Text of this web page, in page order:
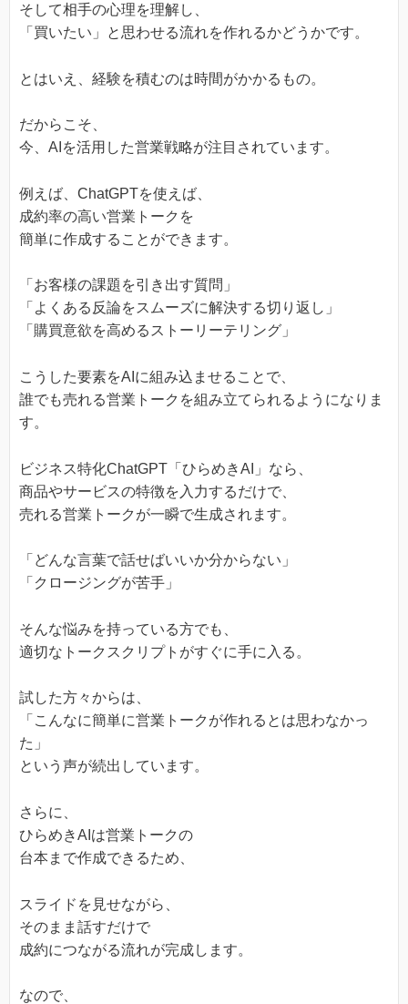
そして相手の心理を理解し、
「買いたい」と思わせる流れを作れるかどうかです。
とはいえ、経験を積むのは時間がかかるもの。
だからこそ、
今、AIを活用した営業戦略が注目されています。
例えば、ChatGPTを使えば、
成約率の高い営業トークを
簡単に作成することができます。
「お客様の課題を引き出す質問」
「よくある反論をスムーズに解決する切り返し」
「購買意欲を高めるストーリーテリング」
こうした要素をAIに組み込ませることで、
誰でも売れる営業トークを組み立てられるようになりま
す。
ビジネス特化ChatGPT「ひらめきAI」なら、
商品やサービスの特徴を入力するだけで、
売れる営業トークが一瞬で生成されます。
「どんな言葉で話せばいいか分からない」
「クロージングが苦手」
そんな悩みを持っている方でも、
適切なトークスクリプトがすぐに手に入る。
試した方々からは、
「こんなに簡単に営業トークが作れるとは思わなかっ
た」
という声が続出しています。
さらに、
ひらめきAIは営業トークの
台本まで作成できるため、
スライドを見せながら、
そのまま話すだけで
成約につながる流れが完成します。
なので、